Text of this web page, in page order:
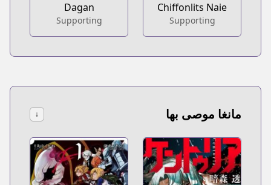
Chiffonlits Naie
Supporting
Dagan
Supporting
مانغا موصى بها ↓